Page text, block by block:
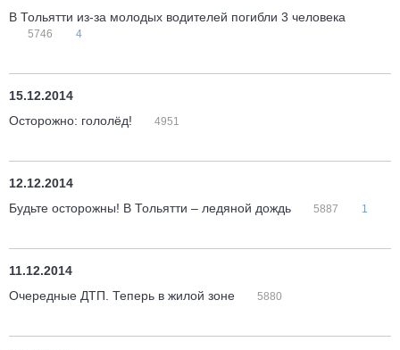
В Тольятти из-за молодых водителей погибли 3 человека
5746 4
15.12.2014
Осторожно: гололёд!
4951
12.12.2014
Будьте осторожны! В Тольятти – ледяной дождь
5887 1
11.12.2014
Очередные ДТП. Теперь в жилой зоне
5880